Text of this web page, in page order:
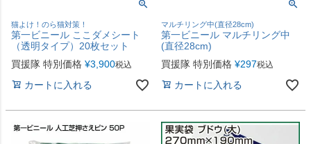
猫よけ！のら猫対策！
第一ビニール ここダメシート
（透明タイプ）20枚セット
買援隊 特別価格 ¥3,900税込
カートに入れる
マルチリング中(直径28cm)
第一ビニール マルチリング中
(直径28cm)
買援隊 特別価格 ¥297税込
カートに入れる